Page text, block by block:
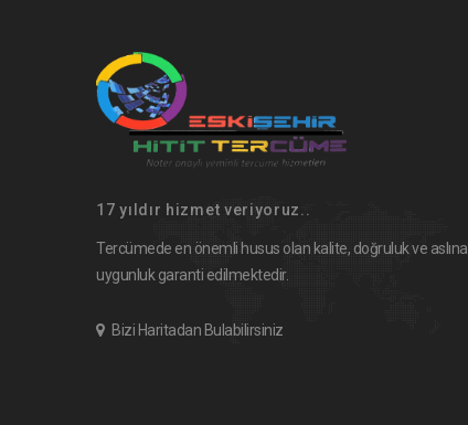
17 yıldır hizmet veriyoruz..
Tercümede en önemli husus olan kalite, doğruluk ve aslına
uygunluk garanti edilmektedir.
Bizi Haritadan Bulabilirsiniz